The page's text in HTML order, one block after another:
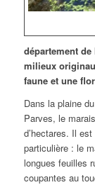
département
milieux
faune et une
Dans la plaine
Parves, le
d’hectares. Il
particulière : le
longues feuilles
coupantes au